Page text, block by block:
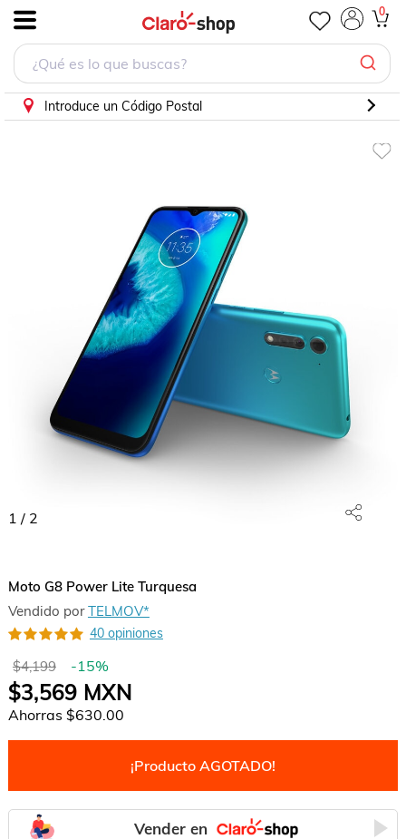
0
Introduce un Código Postal
1 / 2
Moto G8 Power Lite Turquesa
Vendido porTELMOV*
40 opiniones
$4,199 -15%
$3,569MXN
Ahorras $630.00
¡Producto AGOTADO!
Vender en